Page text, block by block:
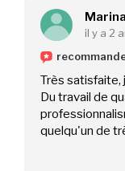
il y a 2
Très satisfaite,
Du travail de
quelqu'un de